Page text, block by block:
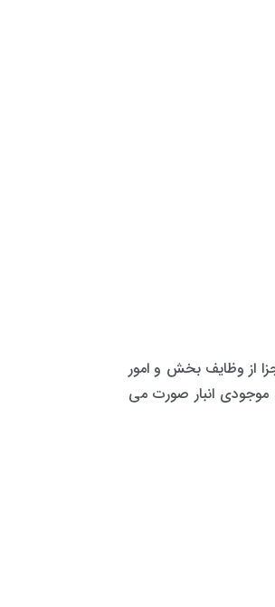
از وظایف بخش و امور
موجودی انبار صورت می‌